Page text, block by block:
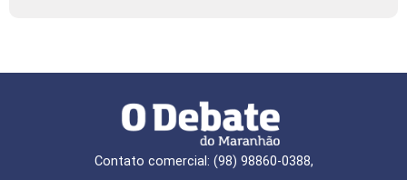
Contato comercial: (98) 98860-0388,